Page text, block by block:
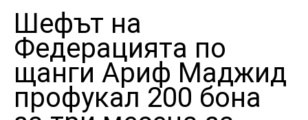
Шефът на
Федерацията по
щанги Ариф Маджид
профукал 200 бона